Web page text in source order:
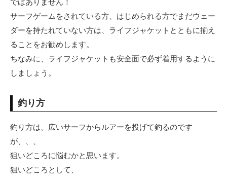
ではありません！
サーフゲームをされている方、はじめられる方でまだウェー
ダーを持たれていない方は、ライフジャケットとともに揃え
ることをお勧めします。
ちなみに、ライフジャケットも安全面で必ず着用するように
しましょう。
釣り方
釣り方は、広いサーフからルアーを投げて釣るのです
が、、、
狙いどころに悩むかと思います。
狙いどころとして、